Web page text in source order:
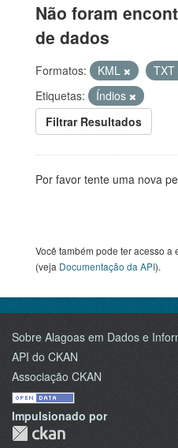
Não foram
de dados
Formatos: KML TXT
Etiquetas:
Índios
Filtrar Resultados
Por favor tente uma nova
Você também pode ter acesso a
(veja Documentação da API).
Sobre Alagoas em Dados e
API do CKAN
Associação CKAN
Impulsionado por